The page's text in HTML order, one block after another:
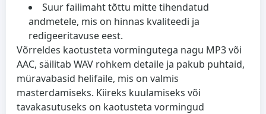
Suur failimahttõttu mitte tihendatud
andmetele, mis on hinnas kvaliteedi ja
redigeeritavuse eest.
Võrreldes kaotusteta vormingutega nagu MP3 või
AAC, säilitab WAV rohkem detaile ja pakub puhtaid,
müravabasid helifaile, mis on valmis
masterdamiseks. Kiireks kuulamiseks või
tavakasutuseks on kaotusteta vormingud